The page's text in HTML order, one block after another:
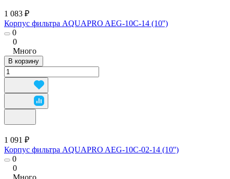
1 083 ₽
Корпус фильтра AQUAPRO AEG-10C-14 (10'')
0
0
Много
В корзину
1 091 ₽
Корпус фильтра AQUAPRO AEG-10C-02-14 (10'')
0
0
Много